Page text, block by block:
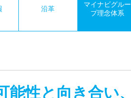
沿革
マイナビグルー
プ理念体系
性と向き合い、